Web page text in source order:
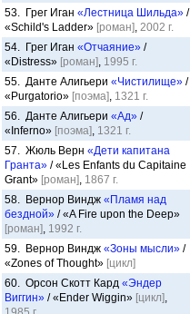
53. Грег Иган «Лестница Шильда» /
«Schild's Ladder» [роман], 2002 г.
54. Грег Иган «Отчаяние» /
«Distress» [роман], 1995 г.
55. Данте Алигьери «Чистилище» /
«Purgatorio» [поэма], 1321 г.
56. Данте Алигьери «Ад» /
«Inferno» [поэма], 1321 г.
57. Жюль Верн «Дети капитана
Гранта» / «Les Enfants du Capitaine
Grant» [роман], 1867 г.
58. Вернор Виндж «Пламя над
бездной» / «A Fire upon the Deep»
[роман], 1992 г.
59. Вернор Виндж «Зоны мысли» /
«Zones of Thought» [цикл]
60. Орсон Скотт Кард «Эндер
Виггин» / «Ender Wiggin» [цикл],